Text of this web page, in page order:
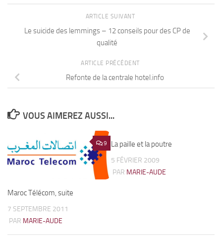
ARTICLE SUIVANT
Le suicide des lemmings – 12 conseils pour des CP de
qualité
ARTICLE PRÉCÉDENT
Refonte de la centrale hotel.info
VOUS AIMEREZ AUSSI...
9
Maroc Télécom, suite
7 SEPTEMBRE 2011
PAR MARIE-AUDE
La paille et la poutre
5 FÉVRIER 2009
PAR MARIE-AUDE